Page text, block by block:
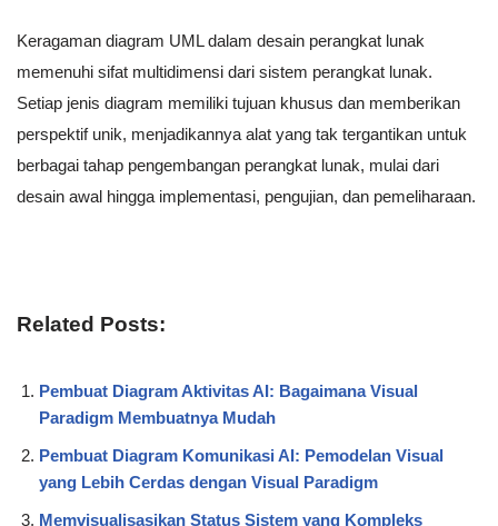
Keragaman diagram UML dalam desain perangkat lunak
memenuhi sifat multidimensi dari sistem perangkat lunak.
Setiap jenis diagram memiliki tujuan khusus dan memberikan
perspektif unik, menjadikannya alat yang tak tergantikan untuk
berbagai tahap pengembangan perangkat lunak, mulai dari
desain awal hingga implementasi, pengujian, dan pemeliharaan.
Related Posts:
Pembuat Diagram Aktivitas AI: Bagaimana Visual
Paradigm Membuatnya Mudah
Pembuat Diagram Komunikasi AI: Pemodelan Visual
yang Lebih Cerdas dengan Visual Paradigm
Memvisualisasikan Status Sistem yang Kompleks